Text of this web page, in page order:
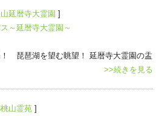
延暦寺大霊園 ]
～延暦寺大霊園～
琵琶湖を望む眺望！ 延暦寺大霊園の盂
>>続きを見る
山霊苑 ]